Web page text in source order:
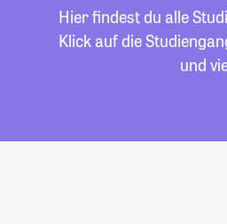
Hier findest du alle
Klick auf die
und